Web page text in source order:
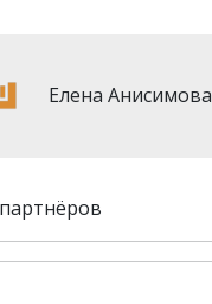
Елена Анисимова